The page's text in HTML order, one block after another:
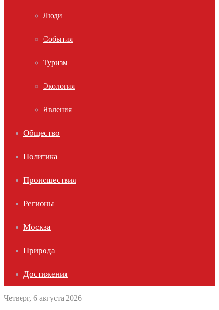
Люди
События
Туризм
Экология
Явления
Общество
Политика
Происшествия
Регионы
Москва
Природа
Достижения
Четверг, 6 августа 2026